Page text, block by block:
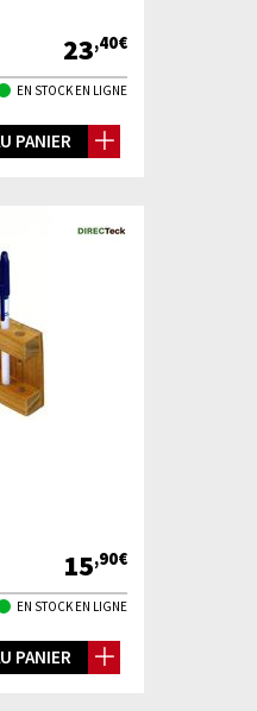
23,40€
EN STOCK EN LIGNE
PANIER
15,90€
EN STOCK EN LIGNE
PANIER